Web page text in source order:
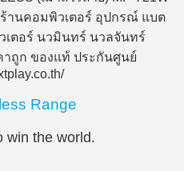
Range
win the world.